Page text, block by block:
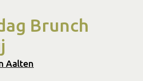
Brunch
Aalten